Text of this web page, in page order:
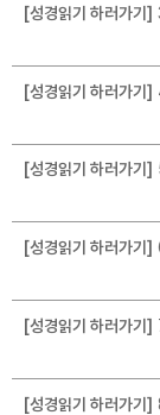
[성경읽기 하러가기]
[성경읽기 하러가기]
[성경읽기 하러가기]
[성경읽기 하러가기]
[성경읽기 하러가기]
[성경읽기 하러가기]